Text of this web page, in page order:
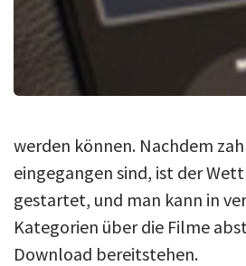
werden können. Nachdem
eingegangen sind, ist der
gestartet, und man kann in
Kategorien über die Filme
Download bereitstehen.